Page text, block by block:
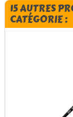
15 AUTRES
CATÉGORIE :